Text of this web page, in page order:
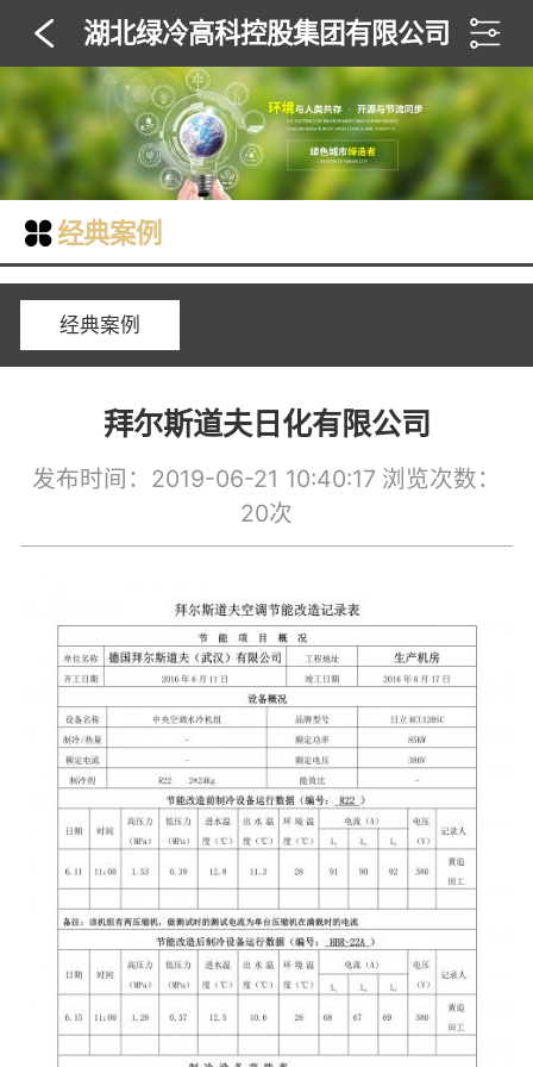
湖北绿冷高科控股集团有限公司
经典案例
经典案例
拜尔斯道夫日化有限公司
发布时间：2019-06-21 10:40:17 浏览次数：
20次